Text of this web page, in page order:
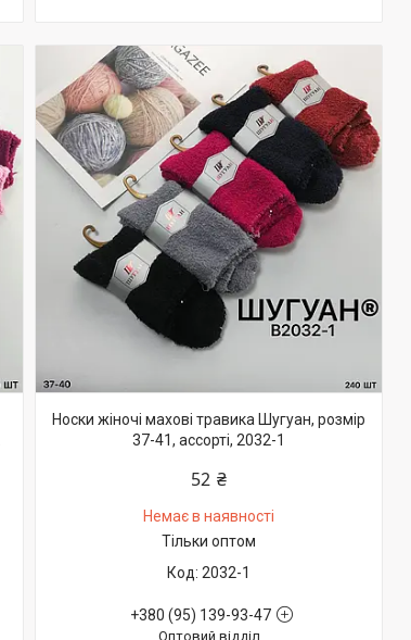
Носки жіночі махові травика Шугуан, розмір
37-41, ассорті, 2032-1
52 ₴
Немає в наявності
Тільки оптом
2032-1
+380 (95) 139-93-47
Оптовий відділ